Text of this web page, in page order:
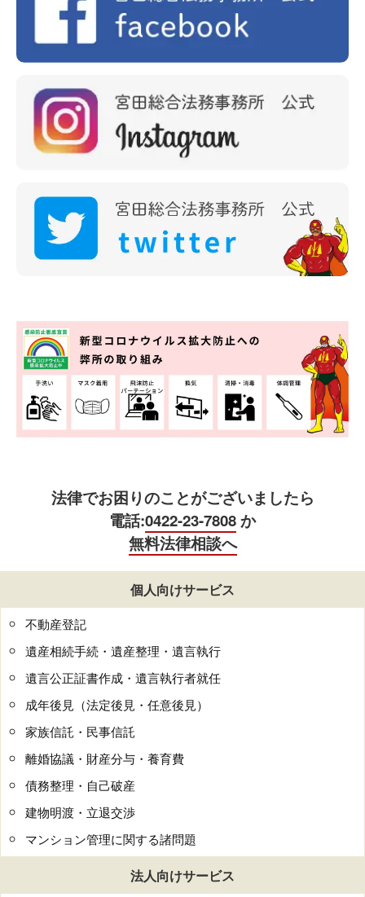
法律でお困りのことがございましたら
電話:0422-23-7808か
無料法律相談へ
個人向けサービス
不動産登記
遺産相続手続・遺産整理・遺言執行
遺言公正証書作成・遺言執行者就任
成年後見（法定後見・任意後見）
家族信託・民事信託
離婚協議・財産分与・養育費
債務整理・自己破産
建物明渡・立退交渉
マンション管理に関する諸問題
法人向けサービス